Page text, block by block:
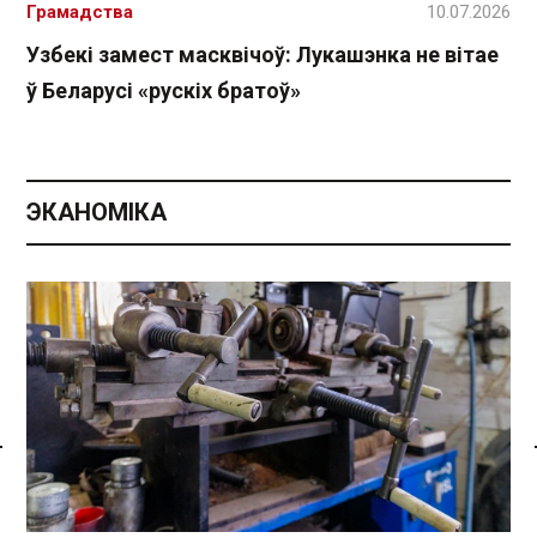
Спасылка без VPN
Узбекі замест масквічоў: Лукашэнка не вітае
ў Беларусі «рускіх братоў»
Грамадства 10.07.2026
ЭКАНОМІКА